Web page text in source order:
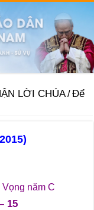
LỜI CHÚA/Để
năm C
15